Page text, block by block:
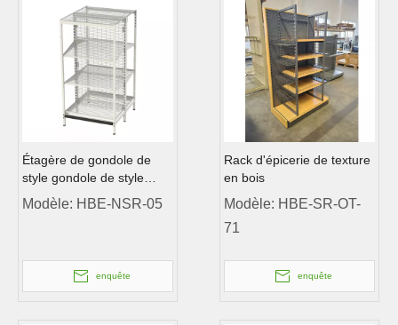
Étagère de gondole de
style gondole de style
gardien étagère
Modèle: HBE-NSR-05
enquête
Rack d'épicerie de texture
en bois
Modèle: HBE-SR-OT-
71
enquête